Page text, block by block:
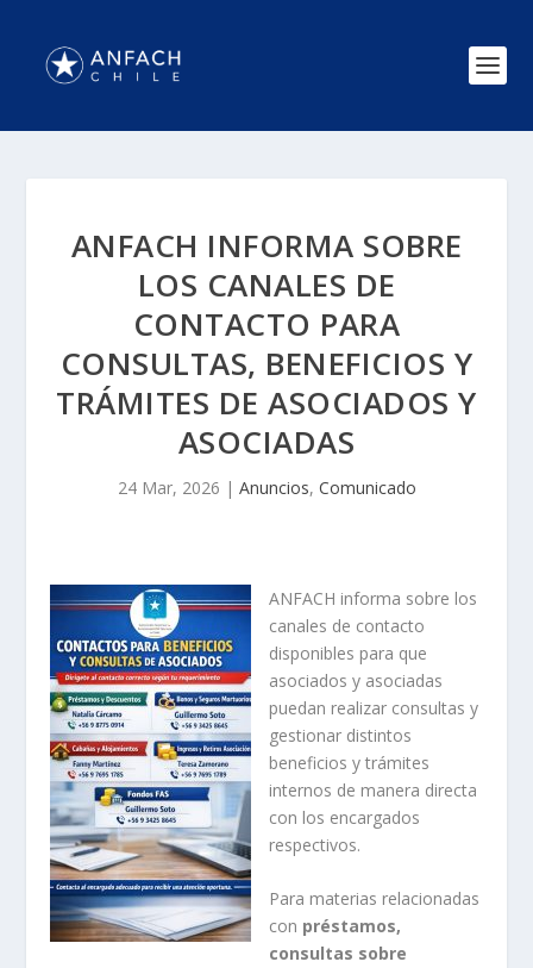
ANFACH INFORMA SOBRE
LOS CANALES DE
CONTACTO PARA
CONSULTAS, BENEFICIOS Y
TRÁMITES DE ASOCIADOS Y
ASOCIADAS
24 Mar, 2026 | Anuncios, Comunicado
ANFACH informa sobre los
canales de contacto
disponibles para que
asociados y asociadas
puedan realizar consultas y
gestionar distintos
beneficios y trámites
internos de manera directa
con los encargados
respectivos.
Para materias relacionadas
con préstamos,
consultas sobre